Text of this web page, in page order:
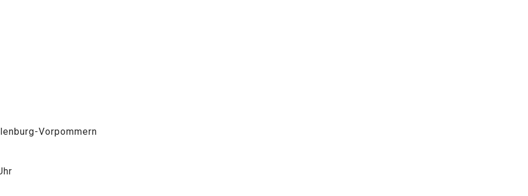
Vorpommern